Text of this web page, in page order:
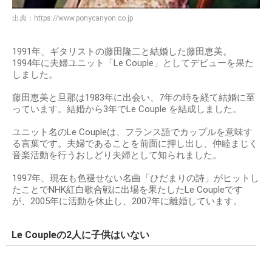
出典： https://www.ponycanyon.co.jp
1991年、ギタリストの藤田隆二と結婚した藤田恵美。
1994年に夫婦ユニット「Le Couple」としてデビューを果た
しました。
藤田恵美と旦那は1983年に出会い、7年の時を経て結婚に至
っています。結婚から3年でLe Couple を結成しました。
ユニット名のLe Coupleは、フランス語でカップルを意味す
る言葉です。夫婦であることを前面に押し出し、仲睦まじく
音楽活動を行うおしどり夫婦として知られました。
1997年、現在も色褪せない名曲「ひだまりの詩」がヒットし
たことでNHK紅白歌合戦に出場を果たしたLe Coupleです
が、2005年に活動を休止し、2007年に離婚しています。
Le Coupleの2人に子供はいない